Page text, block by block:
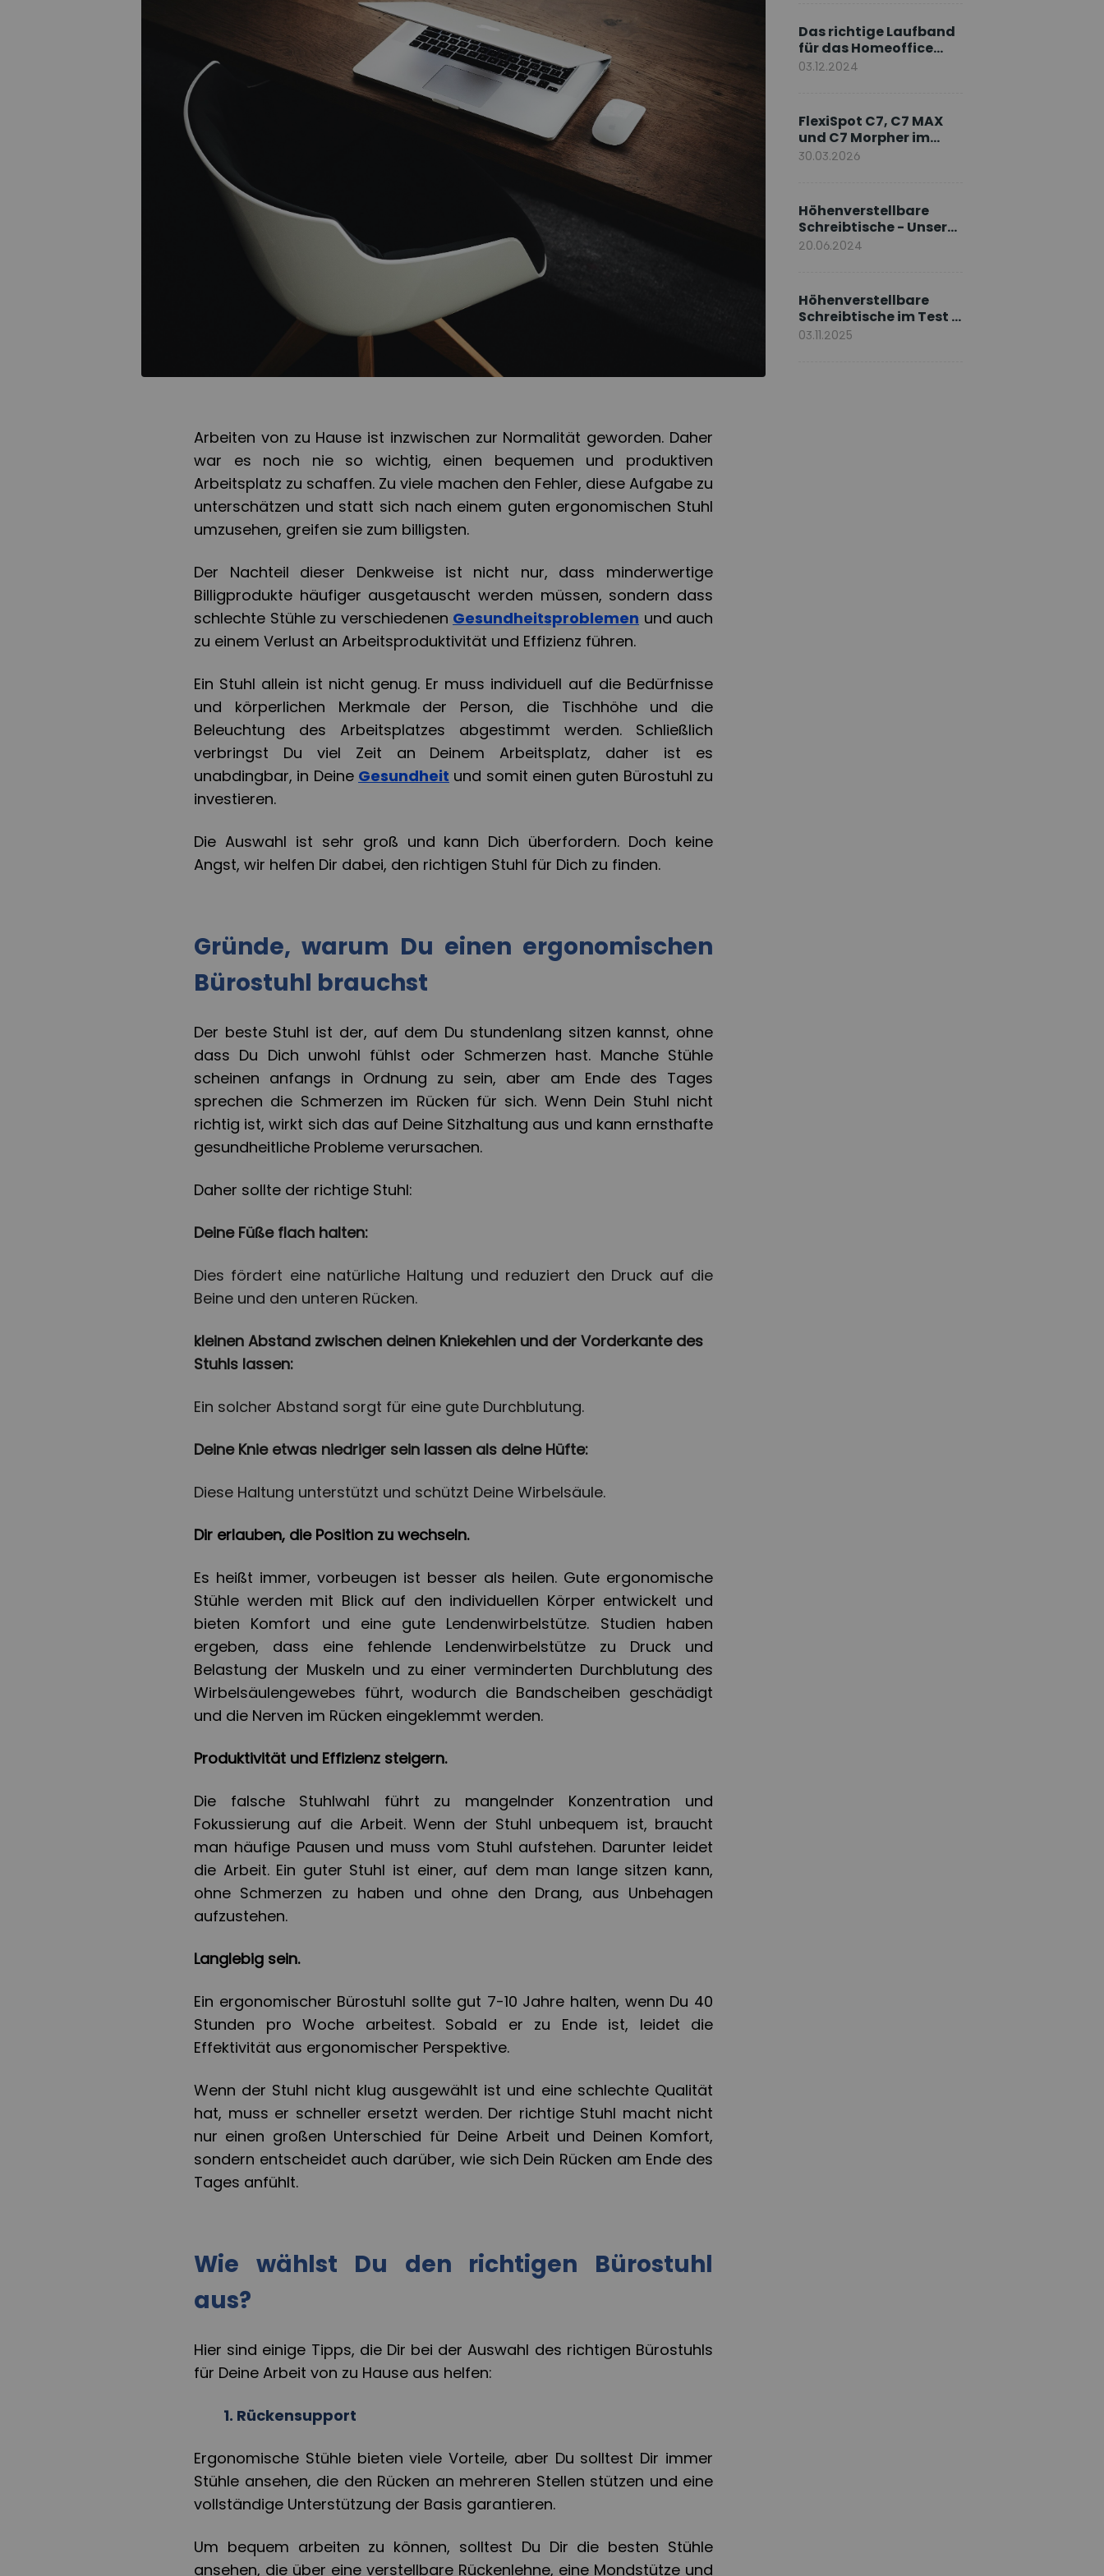
Arbeiten von zu Hause ist inzwischen zur Normalität geworden. Daher
war es noch nie so wichtig, einen bequemen und produktiven
Arbeitsplatz zu schaffen. Zu viele machen den Fehler, diese Aufgabe zu
unterschätzen und statt sich nach einem guten ergonomischen Stuhl
umzusehen, greifen sie zum billigsten.
Der Nachteil dieser Denkweise ist nicht nur, dass minderwertige
Billigprodukte häufiger ausgetauscht werden müssen, sondern dass
schlechte Stühle zu verschiedenen Gesundheitsproblemen und auch
zu einem Verlust an Arbeitsproduktivität und Effizienz führen.
Ein Stuhl allein ist nicht genug. Er muss individuell auf die Bedürfnisse
und körperlichen Merkmale der Person, die Tischhöhe und die
Beleuchtung des Arbeitsplatzes abgestimmt werden. Schließlich
verbringst Du viel Zeit an Deinem Arbeitsplatz, daher ist es
unabdingbar, in Deine Gesundheit und somit einen guten Bürostuhl zu
investieren.
Die Auswahl ist sehr groß und kann Dich überfordern. Doch keine
Angst, wir helfen Dir dabei, den richtigen Stuhl für Dich zu finden.
Gründe, warum Du einen ergonomischen
Bürostuhl brauchst
Der beste Stuhl ist der, auf dem Du stundenlang sitzen kannst, ohne
dass Du Dich unwohl fühlst oder Schmerzen hast. Manche Stühle
scheinen anfangs in Ordnung zu sein, aber am Ende des Tages
sprechen die Schmerzen im Rücken für sich. Wenn Dein Stuhl nicht
richtig ist, wirkt sich das auf Deine Sitzhaltung aus und kann ernsthafte
gesundheitliche Probleme verursachen.
Daher sollte der richtige Stuhl:
Deine Füße flach halten:
Dies fördert eine natürliche Haltung und reduziert den Druck auf die
Beine und den unteren Rücken.
kleinen Abstand zwischen deinen Kniekehlen und der Vorderkante des
Stuhls lassen:
Ein solcher Abstand sorgt für eine gute Durchblutung.
Deine Knie etwas niedriger sein lassen als deine Hüfte:
Diese Haltung unterstützt und schützt Deine Wirbelsäule.
Dir erlauben, die Position zu wechseln.
Es heißt immer, vorbeugen ist besser als heilen. Gute ergonomische
Stühle werden mit Blick auf den individuellen Körper entwickelt und
bieten Komfort und eine gute Lendenwirbelstütze. Studien haben
ergeben, dass eine fehlende Lendenwirbelstütze zu Druck und
Belastung der Muskeln und zu einer verminderten Durchblutung des
Wirbelsäulengewebes führt, wodurch die Bandscheiben geschädigt
und die Nerven im Rücken eingeklemmt werden.
Produktivität und Effizienz steigern.
Die falsche Stuhlwahl führt zu mangelnder Konzentration und
Fokussierung auf die Arbeit. Wenn der Stuhl unbequem ist, braucht
man häufige Pausen und muss vom Stuhl aufstehen. Darunter leidet
die Arbeit. Ein guter Stuhl ist einer, auf dem man lange sitzen kann,
ohne Schmerzen zu haben und ohne den Drang, aus Unbehagen
aufzustehen.
Langlebig sein.
Ein ergonomischer Bürostuhl sollte gut 7-10 Jahre halten, wenn Du 40
Stunden pro Woche arbeitest. Sobald er zu Ende ist, leidet die
Effektivität aus ergonomischer Perspektive.
Wenn der Stuhl nicht klug ausgewählt ist und eine schlechte Qualität
hat, muss er schneller ersetzt werden. Der richtige Stuhl macht nicht
nur einen großen Unterschied für Deine Arbeit und Deinen Komfort,
sondern entscheidet auch darüber, wie sich Dein Rücken am Ende des
Tages anfühlt.
Wie wählst Du den richtigen Bürostuhl
aus?
Hier sind einige Tipps, die Dir bei der Auswahl des richtigen Bürostuhls
für Deine Arbeit von zu Hause aus helfen:
1. Rückensupport
Ergonomische Stühle bieten viele Vorteile, aber Du solltest Dir immer
Stühle ansehen, die den Rücken an mehreren Stellen stützen und eine
vollständige Unterstützung der Basis garantieren.
Um bequem arbeiten zu können, solltest Du Dir die besten Stühle
ansehen, die über eine verstellbare Rückenlehne, eine Mondstütze und
Das richtige Laufband
für das Homeoffice
wählen
03.12.2024
FlexiSpot C7, C7 MAX
und C7 Morpher im
Vergleich: Welches
30.03.2026
Höhenverstellbare
Schreibtische - Unsere
E7-Serie
20.06.2024
Höhenverstellbare
Schreibtische im Test –
Die besten Standing
03.11.2025